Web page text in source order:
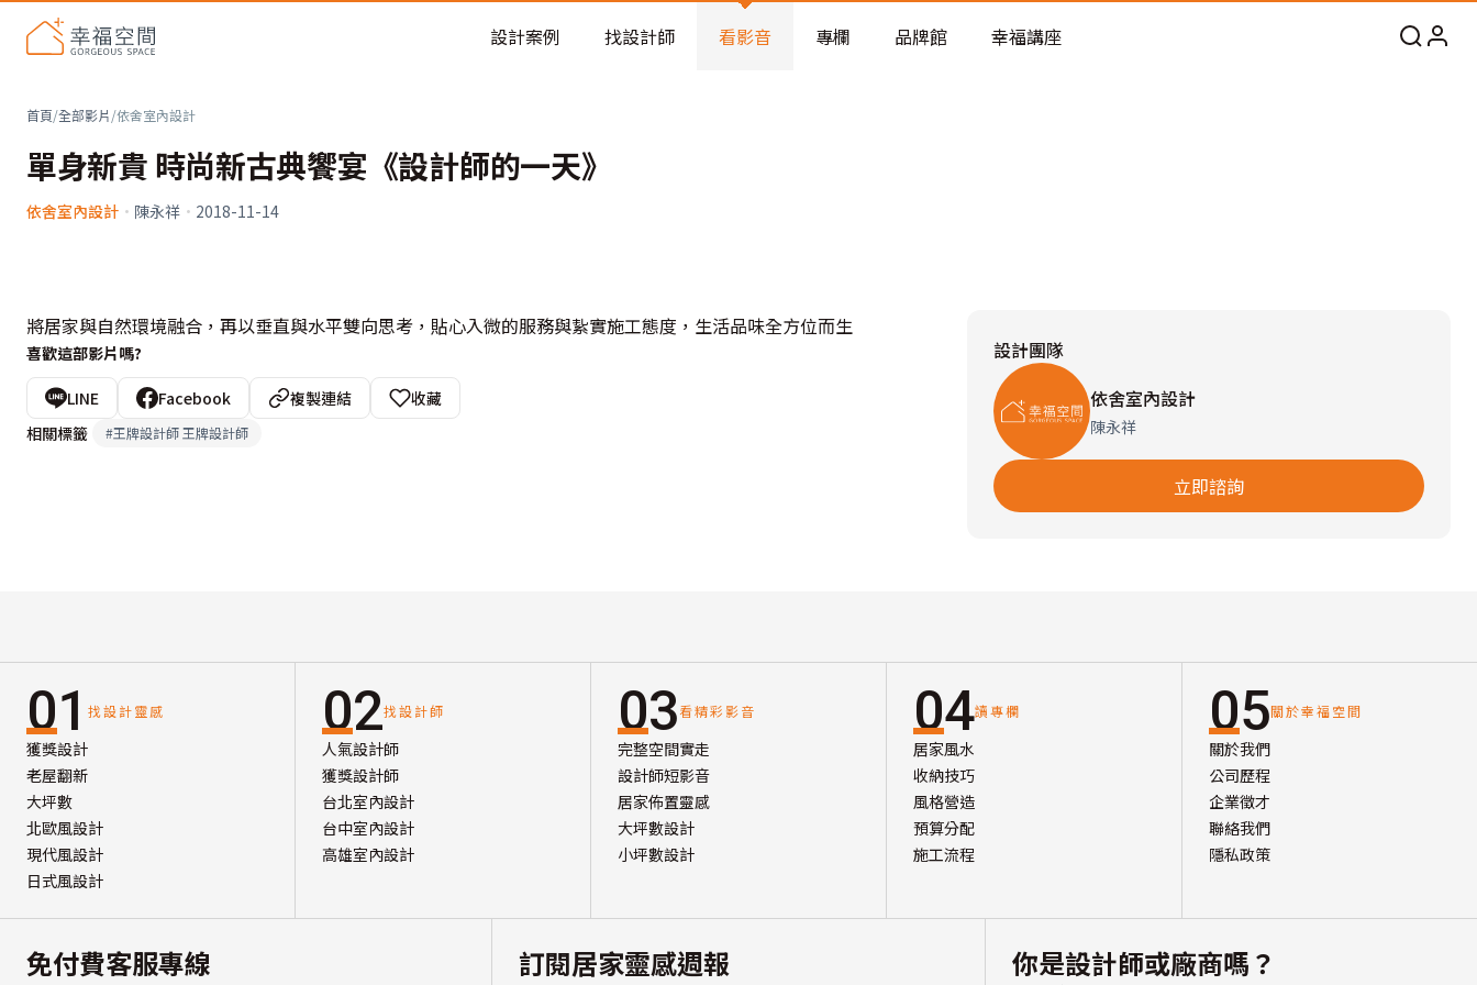
老屋預算分配與高 CP 值煥新術
設計案例 找設計師 看影音 專欄 品牌館 幸福講座
首頁/全部影片/依舍室內設計
單身新貴 時尚新古典饗宴《設計師的一天》
依舍室內設計 · 陳永祥 · 2018-11-14
將居家與自然環境融合，再以垂直與水平雙向思考，貼心入微的服務與紥實施工態度，生活品味全方位而生
喜歡這部影片嗎?
LINE Facebook 複製連結
收藏
相關標籤
#王牌設計師 王牌設計師
設計團隊
依舍室內設計
陳永祥
立即諮詢
01 找設計靈感
獲獎設計
老屋翻新
大坪數
北歐風設計
現代風設計
日式風設計
02找設計師
人氣設計師
獲獎設計師
台北室內設計
台中室內設計
高雄室內設計
03看精彩影音
完整空間實走
設計師短影音
居家佈置靈感
大坪數設計
小坪數設計
04讀專欄
居家風水
收納技巧
風格營造
預算分配
施工流程
05關於幸福空間
關於我們
公司歷程
企業徵才
聯絡我們
隱私政策
免付費客服專線 訂閱居家靈感週報 你是設計師或廠商嗎？